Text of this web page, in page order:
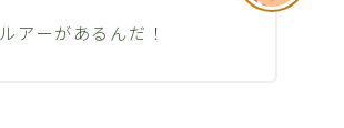
アーがあるんだ！